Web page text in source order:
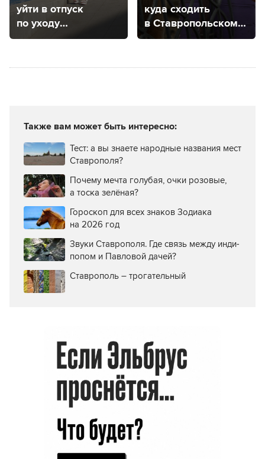
уйти в отпуск
по уходу
за ребенком
куда сходить
в Ставропольском
крае, чтобы
на животных
Также вам может быть интересно:
Тест: а вы знаете народные названия мест
Ставрополя?
Почему мечта голубая, очки розовые,
а тоска зелёная?
Гороскоп для всех знаков Зодиака
на 2026 год
Звуки Ставрополя. Где связь между инди-
попом и Павловой дачей?
Ставрополь – трогательный